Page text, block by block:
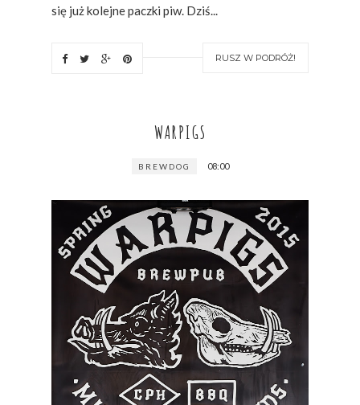
się już kolejne paczki piw. Dziś...
RUSZ W PODRÓŻ!
WARPIGS
BREWDOG 08:00